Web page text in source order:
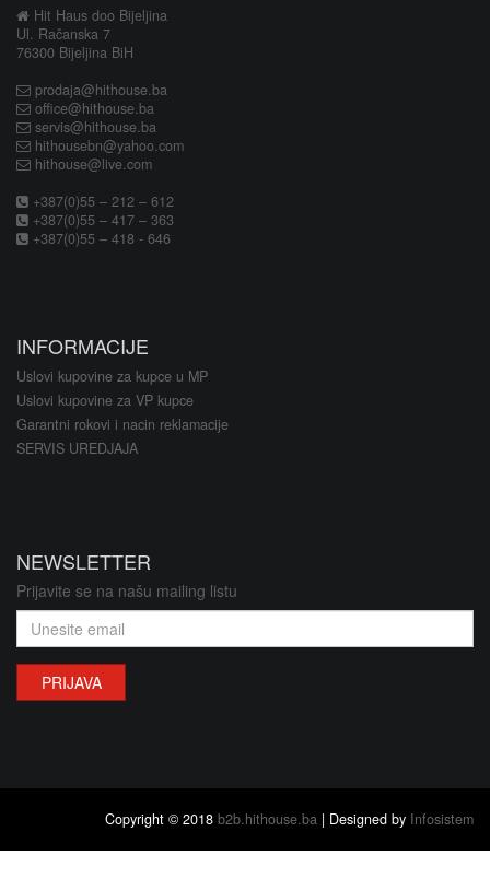
Hit Haus doo Bijeljina
Ul. Račanska 7
76300 Bijeljina BiH
prodaja@hithouse.ba
office@hithouse.ba
servis@hithouse.ba
hithousebn@yahoo.com
hithouse@live.com
+387(0)55 – 212 – 612
+387(0)55 – 417 – 363
+387(0)55 – 418 - 646
INFORMACIJE
Uslovi kupovine za kupce u MP
Uslovi kupovine za VP kupce
Garantni rokovi i nacin reklamacije
SERVIS UREDJAJA
NEWSLETTER
Prijavite se na našu mailing listu
PRIJAVA
Copyright © 2018 b2b.hithouse.ba | Designed by Infosistem